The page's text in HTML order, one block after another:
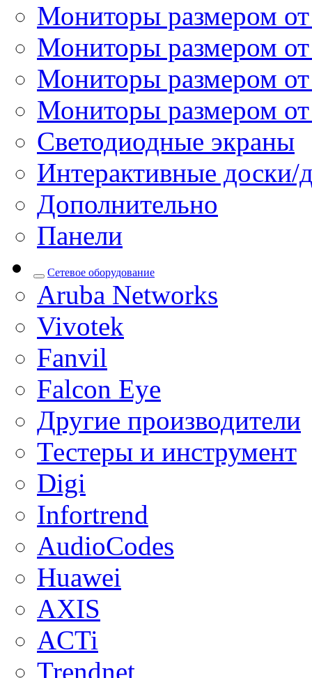
Мониторы размером
Мониторы размером
Мониторы размером
Мониторы размером
Светодиодные экраны
Интерактивные доски/
Дополнительно
Панели
Сетевое оборудование
Aruba Networks
Vivotek
Fanvil
Falcon Eye
Другие производители
Тестеры и инструмент
Digi
Infortrend
AudioCodes
Huawei
AXIS
ACTi
Trendnet